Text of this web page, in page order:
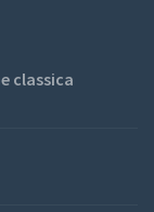
classica